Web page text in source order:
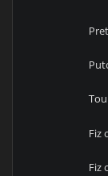
Fiz
Fiz